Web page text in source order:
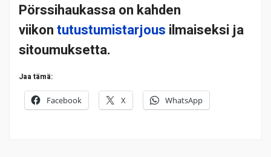
Pörssihaukassa on kahden
viikontutustumistarjous ilmaiseksi ja
sitoumuksetta.
Jaa tämä:
Facebook X WhatsApp